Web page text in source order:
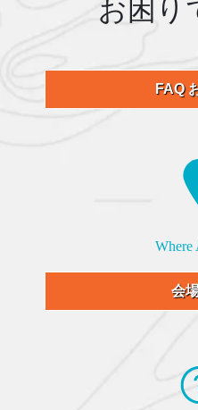
お困り
FAQ
Where
会